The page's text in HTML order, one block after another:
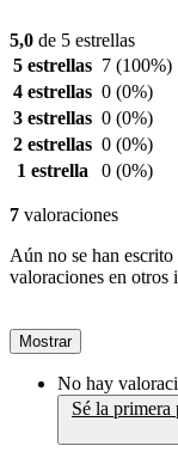
5,0 de 5 estrellas
5 estrellas 7 (100%)
4 estrellas 0 (0%)
3 estrellas 0 (0%)
2 estrellas 0 (0%)
1 estrella
0 (0%)
7 valoraciones
Aún no se han
valoraciones en otros
Mostrar
No hay
Sé la primera